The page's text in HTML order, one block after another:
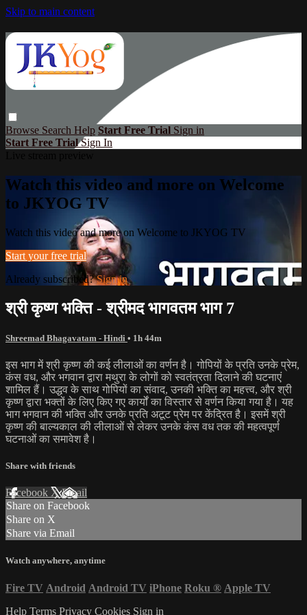
Skip to main content
Browse Search Help Start Free Trial Sign in
Start Free TrialSign In
Watch this video and more on Welcome
to JKYOG TV
Watch this video and more on Welcome to JKYOG TV
Start your free trial
Already subscribed?Sign in
श्री कृष्ण भक्ति - श्रीमद भागवतम भाग 7
Shreemad Bhagavatam - Hindi • 1h 44m
इस भाग में श्री कृष्ण की कई लीलाओं का वर्णन है। गोपियों के प्रति उनके प्रेम,
कंस वध, और भगवान द्वारा मथुरा के लोगों को स्वतंत्रता दिलाने की घटनाएं
शामिल हैं। उद्धव के साथ गोपियों का संवाद, उनकी भक्ति का महत्त्व, और श्री
कृष्ण द्वारा भक्तों के लिए किए गए कार्यों का विस्तार से वर्णन किया गया है। यह
भाग भगवान की भक्ति और उनके प्रति अटूट प्रेम पर केंद्रित है। इसमें श्री
कृष्ण की बाल्यकाल की लीलाओं से लेकर उनके कंस वध तक की महत्वपूर्ण
घटनाओं का समावेश है।
Share with friends
Facebook XEmail
Share on Facebook
Share on X
Share via Email
Watch anywhere, anytime
Fire TV Android Android TV iPhone Roku ® Apple TV
Help Terms Privacy Cookies Sign in